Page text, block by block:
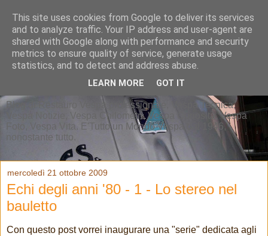
Blog di Restauro Vespa professionale, Vespa Tecnica,
Vespa Notizie, Vespa Chilometri, Vespa Curiosità, Vespa
Foto, Vespa Vita. E'Tutto un Mondo Vespa dal 1946,
nonostante tutto.
mercoledì 21 ottobre 2009
Echi degli anni '80 - 1 - Lo stereo nel
bauletto
Con questo post vorrei inaugurare una "serie" dedicata agli
This site uses cookies from Google to deliver its services
and to analyze traffic. Your IP address and user-agent are
shared with Google along with performance and security
metrics to ensure quality of service, generate usage
statistics, and to detect and address abuse.
LEARN MORE GOT IT